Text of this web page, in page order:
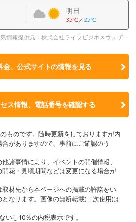
明日
35℃／25℃
情報提供元：株式会社ライフビジネスウェザー
金、公式サイトの情報を見る
ス情報、電話番号を確認する
ものです。随時更新をしておりますが内
がありますので、事前にご確認のう
諸事情により、イベントの開催情報、
花・見頃期間などは変更になる場合が
材先から本ページへの掲載の許諾をい
なります。画像の無断転載(二次使用)は
し10％の内税表示です。